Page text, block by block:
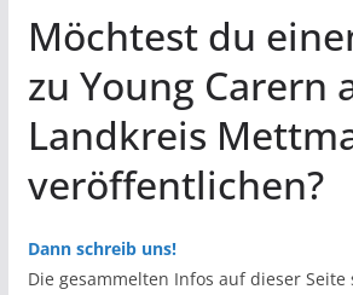
Möchtest du
zu Young Carern
Landkreis
veröffentlichen?
Dann schreib uns!
Die gesammelten Infos auf dieser